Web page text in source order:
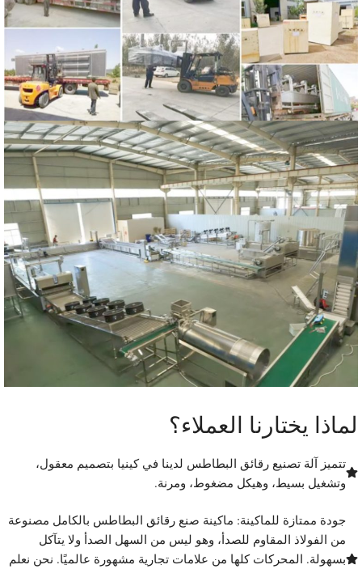
يختارنا العملاء؟
تتميز آلة تصنيع رقائق البطاطس لدينا في كينيا بتصميم معقول،
وتشغيل بسيط، وهيكل مضغوط، ومرنة.
جودة ممتازة للماكينة: ماكينة صنع رقائق البطاطس بالكامل مصنوعة
من الفولاذ المقاوم للصدأ، وهو ليس من السهل الصدأ ولا يتآكل
بسهولة. المحركات كلها من علامات تجارية مشهورة عالميًا. نحن نعلم